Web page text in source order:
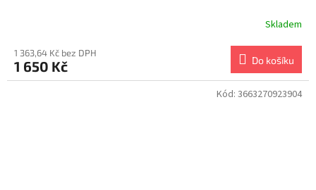
Skladem
1 363,64 Kč bez DPH
1 650 Kč Do košíku
Kód: 3663270923904